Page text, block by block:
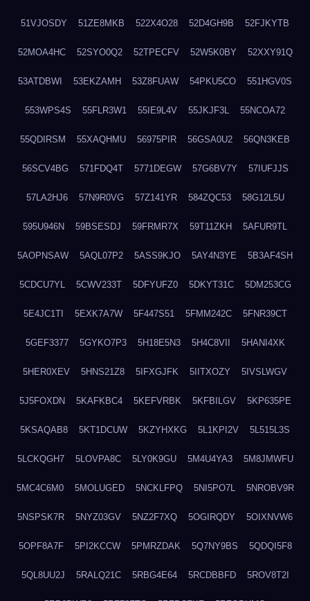
51VJOSDY 51ZE8MKB 522X4O28 52D4GH9B 52FJKYTB
52MOA4HC 52SYO0Q2 52TPECFV 52W5K0BY 52XXY91Q
53ATDBWI 53EKZAMH 53Z8FUAW 54PKU5CO 551HGV0S
553WPS4S 55FLR3W1 55IE9L4V 55JKJF3L 55NCOA72
55QDIRSM 55XAQHMU 56975PIR 56GSA0U2 56QN3KEB
56SCV4BG 571FDQ4T 5771DEGW 57G6BV7Y 57IUFJJS
57LA2HJ6 57N9R0VG 57Z141YR 584ZQC53 58G12L5U
595U946N 59BSESDJ 59FRMR7X 59T11ZKH 5AFUR9TL
5AOPNSAW 5AQL07P2 5ASS9KJO 5AY4N3YE 5B3AF4SH
5CDCU7YL 5CWV233T 5DFYUFZ0 5DKYT31C 5DM253CG
5E4JC1TI 5EXK7A7W 5F447S51 5FMM242C 5FNR39CT
5GEF3377 5GYKO7P3 5H18E5N3 5H4C8VII 5HANI4XK
5HER0XEV 5HNS21Z8 5IFXGJFK 5IITXOZY 5IVSLWGV
5J5FOXDN 5KAFKBC4 5KEFVRBK 5KFBILGV 5KP635PE
5KSAQAB8 5KT1DCUW 5KZYHXKG 5L1KPI2V 5L515L3S
5LCKQGH7 5LOVPA8C 5LY0K9GU 5M4U4YA3 5M8JMWFU
5MC4C6M0 5MOLUGED 5NCKLFPQ 5NI5PO7L 5NROBV9R
5NSPSK7R 5NYZ03GV 5NZ2F7XQ 5OGIRQDY 5OIXNVW6
5OPF8A7F 5PI2KCCW 5PMRZDAK 5Q7NY9BS 5QDQI5F8
5QL8UU2J 5RALQ21C 5RBG4E64 5RCDBBFD 5ROV8T2I